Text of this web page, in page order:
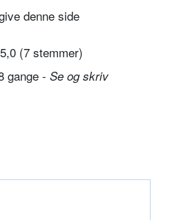
denne side
5,0 (7 stemmer)
gange - Se og skriv